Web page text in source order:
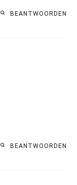
BEANTWOORDEN
BEANTWOORDEN